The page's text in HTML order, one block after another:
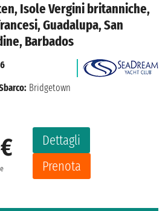
Isole Vergini britanniche,
Guadalupa, San
Barbados
Dettagli
Prenota
Bridgetown